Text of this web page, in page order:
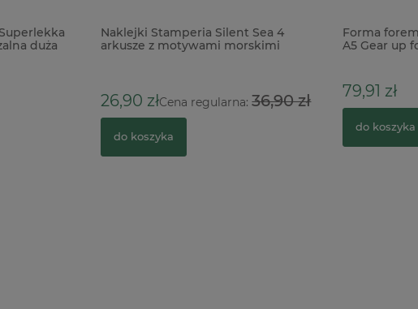
Naklejki Stamperia Silent Sea 4
arkusze z motywami morskimi
Cena regularna:36,90 zł
Forma foremka silikonowa
A5 Gear up for Christmas
79,91 zł